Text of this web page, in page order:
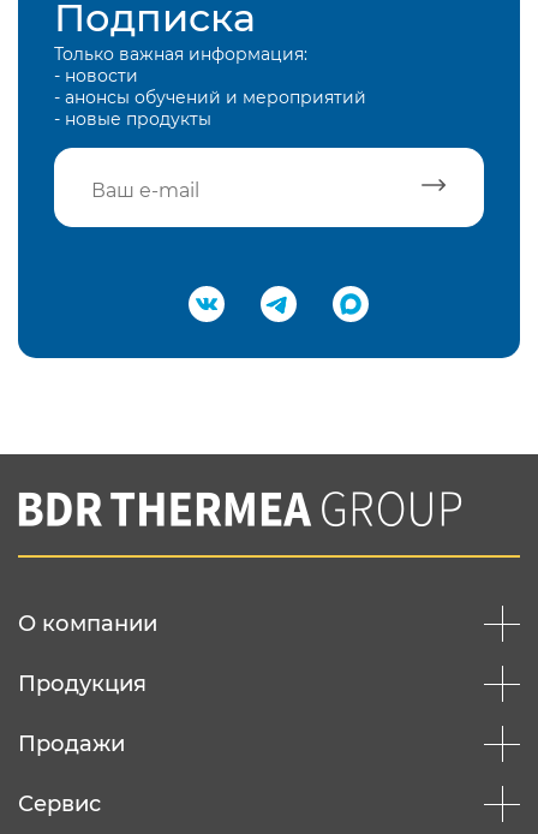
Подписка
Только важная информация:
- новости
- анонсы обучений и мероприятий
- новые продукты
Подтвердить e-mail
Вы соглашаетесь с нашей политикой
конфеденциальности
О компании
Продукция
Продажи
Сервис